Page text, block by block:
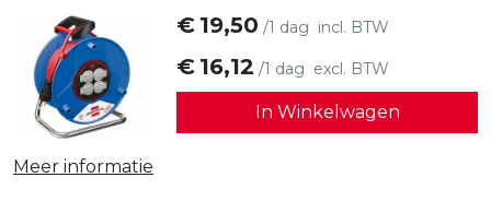
€ 19,50 /1 dag incl. BTW
€ 16,12 /1 dag excl. BTW
In Winkelwagen
Meer informatie